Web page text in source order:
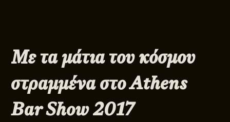
Με τα μάτια του κόσμου
στραμμένα στοAthens
BarShow 2017